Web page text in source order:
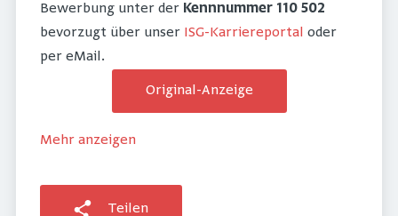
Bewerbung unter der Kennnummer 110 502
bevorzugt über unser ISG-Karriereportal oder
per eMail.
Original-Anzeige
Mehr anzeigen
Teilen